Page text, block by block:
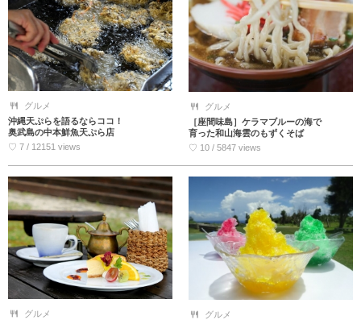
グルメ
沖縄天ぷらを語るならココ！
奥武島の中本鮮魚天ぷら店
♡ 7 / 12151 views
グルメ
［座間味島］ケラマブルーの海で
育った和山海雲のもずくそば
♡ 10 / 5847 views
グルメ
グルメ